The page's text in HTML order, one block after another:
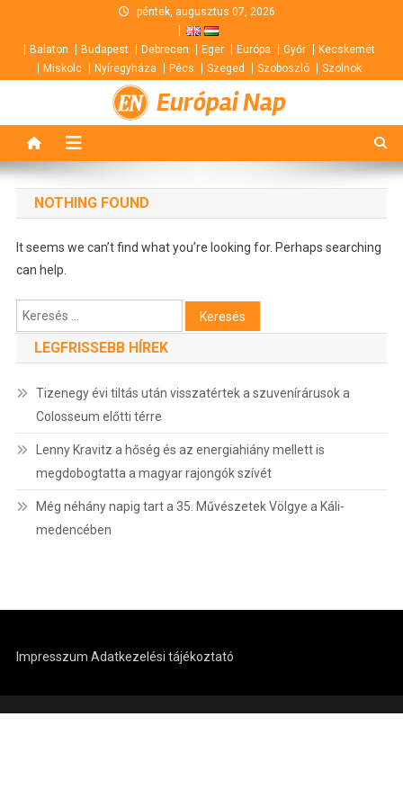
content
péntek, augusztus 07, 2026
Balaton Budapest Debrecen Eger Európa Győr
Kecskemét
Miskolc
Nyíregyháza Pécs Szeged Szoboszló Szolnok
Európai Nap
NOTHING FOUND
It seems we can’t find what you’re looking for. Perhaps searching
can help.
Keresés:
LEGFRISSEBB HÍREK
Tizenegy évi tiltás után visszatértek a szuvenírárusok a
Colosseum előtti térre
Lenny Kravitz a hőség és az energiahiány mellett is
megdobogtatta a magyar rajongók szívét
Még néhány napig tart a 35. Művészetek Völgye a Káli-
medencében
Impresszum Adatkezelési tájékoztató